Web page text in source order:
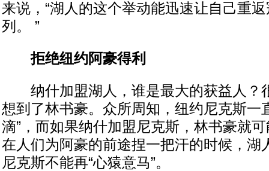
来说，“湖人的这个举动能迅速让自己重
列。 ”
拒绝纽约阿豪得利
纳什加盟湖人，谁是最大的获益人？
想到了林书豪。众所周知，纽约尼克斯一
滴”，而如果纳什加盟尼克斯，林书豪就
在人们为阿豪的前途捏一把汗的时候，湖
尼克斯不能再“心猿意马”。